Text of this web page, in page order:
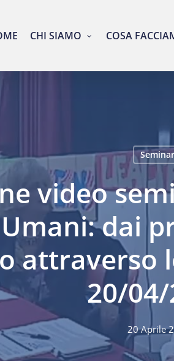
CHI SIAMO COSA
video
dai
attraverso
20/
20 Aprile